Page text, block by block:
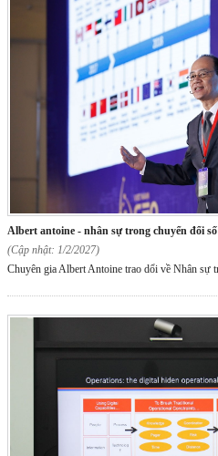
albert antoine - nhân sự trong chuyển đổi số
(Cập nhật: 1/2/2027)
Chuyên gia Albert Antoine trao dổi về Nhân sự